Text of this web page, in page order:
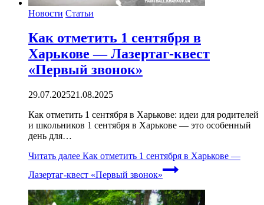
Новости Статьи
Как отметить 1 сентября в
Харькове — Лазертаг-квест
«Первый звонок»
29.07.202521.08.2025
Как отметить 1 сентября в Харькове: идеи для родителей
и школьников 1 сентября в Харькове — это особенный
день для…
Читать далее Как отметить 1 сентября в Харькове —
Лазертаг-квест «Первый звонок»